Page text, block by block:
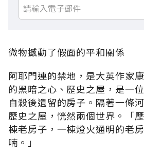
微物撼動了假面的平和關係
阿耶門連的禁地，是大英作家
的黑暗之心、歷史之屋，是一
自殺後遺留的房子。隔著一條
歷史之屋，恍然兩個世界。「
棟老房子，一棟燈火通明的老
喃。」